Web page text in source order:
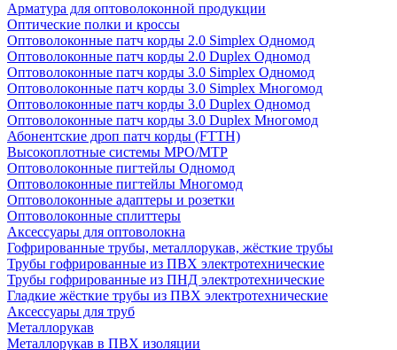
Арматура для оптоволоконной продукции
Оптические полки и кроссы
Оптоволоконные патч корды 2.0 Simplex Одномод
Оптоволоконные патч корды 2.0 Duplex Одномод
Оптоволоконные патч корды 3.0 Simplex Одномод
Оптоволоконные патч корды 3.0 Simplex Многомод
Оптоволоконные патч корды 3.0 Duplex Одномод
Оптоволоконные патч корды 3.0 Duplex Многомод
Абонентские дроп патч корды (FTTH)
Высокоплотные системы MPO/MTP
Оптоволоконные пигтейлы Одномод
Оптоволоконные пигтейлы Многомод
Оптоволоконные адаптеры и розетки
Оптоволоконные сплиттеры
Аксессуары для оптоволокна
Гофрированные трубы, металлорукав, жёсткие трубы
Трубы гофрированные из ПВХ электротехнические
Трубы гофрированные из ПНД электротехнические
Гладкие жёсткие трубы из ПВХ электротехнические
Аксессуары для труб
Металлорукав
Металлорукав в ПВХ изоляции